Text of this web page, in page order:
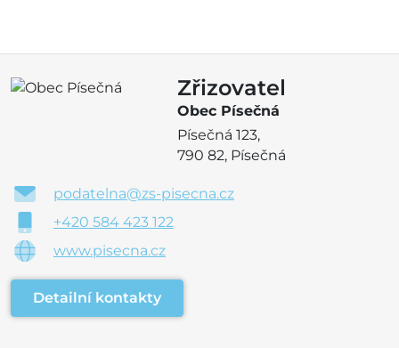
Zřizovatel
Obec Písečná
Písečná 123,
790 82, Písečná
podatelna@zs-pisecna.cz
+420 584 423 122
www.pisecna.cz
Detailní kontakty